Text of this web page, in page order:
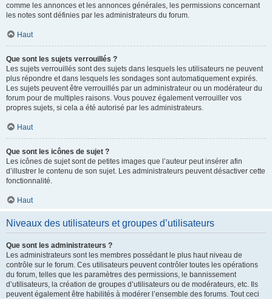
comme les annonces et les annonces générales, les permissions concernant
les notes sont définies par les administrateurs du forum.
Haut
Que sont les sujets verrouillés ?
Les sujets verrouillés sont des sujets dans lesquels les utilisateurs ne peuvent
plus répondre et dans lesquels les sondages sont automatiquement expirés.
Les sujets peuvent être verrouillés par un administrateur ou un modérateur du
forum pour de multiples raisons. Vous pouvez également verrouiller vos
propres sujets, si cela a été autorisé par les administrateurs.
Haut
Que sont les icônes de sujet ?
Les icônes de sujet sont de petites images que l’auteur peut insérer afin
d’illustrer le contenu de son sujet. Les administrateurs peuvent désactiver cette
fonctionnalité.
Haut
Niveaux des utilisateurs et groupes d’utilisateurs
Que sont les administrateurs ?
Les administrateurs sont les membres possédant le plus haut niveau de
contrôle sur le forum. Ces utilisateurs peuvent contrôler toutes les opérations
du forum, telles que les paramètres des permissions, le bannissement
d’utilisateurs, la création de groupes d’utilisateurs ou de modérateurs, etc. Ils
peuvent également être habilités à modérer l’ensemble des forums. Tout ceci